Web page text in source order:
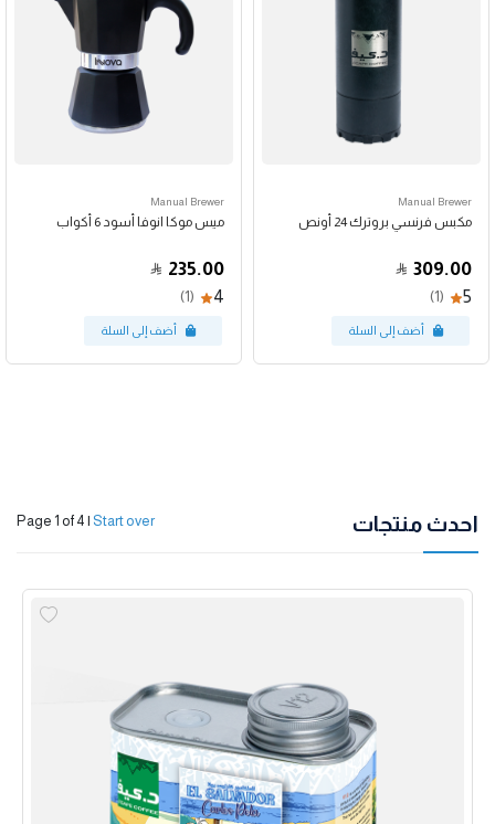
Manual Brewer
مكبس فرنسي بروترك 24 أونص
309.00
5
(1)
Manual Brewer
ميس موكا انوفا أسود 6 أكواب
235.00
4
(1)
احدث منتجات Page 1 of 4 | Start over